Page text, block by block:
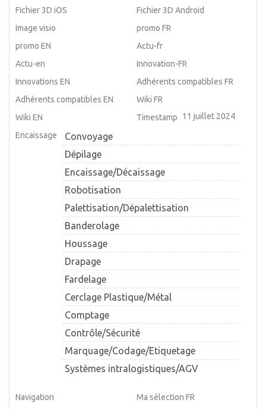
Fichier 3D iOS
Fichier 3D Android
Image visio
promo FR
promo EN
Actu-fr
Actu-en
Innovation-FR
Innovations EN
Adhérents compatibles FR
Adhérents compatibles EN
Wiki FR
Wiki EN
Timestamp
11 juillet 2024
Encaissage
Convoyage
Dépilage
Encaissage/Décaissage
Robotisation
Palettisation/Dépalettisation
Banderolage
Houssage
Drapage
Fardelage
Cerclage Plastique/Métal
Comptage
Contrôle/Sécurité
Marquage/Codage/Etiquetage
Systèmes intralogistiques/AGV
Navigation
Ma sélection FR